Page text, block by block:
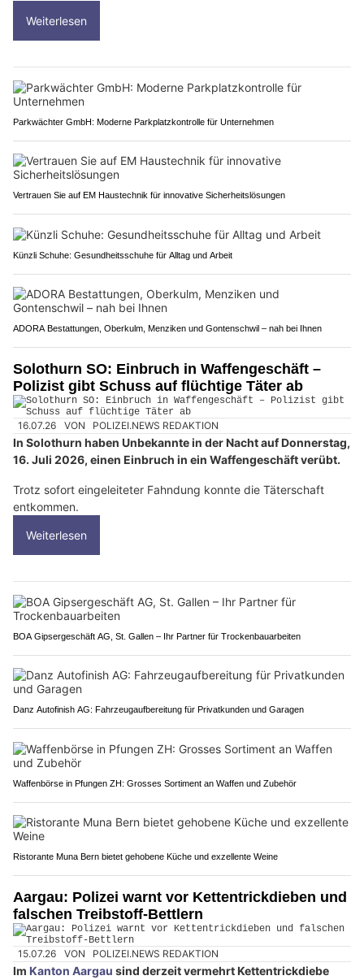
Weiterlesen
Parkwächter GmbH: Moderne Parkplatzkontrolle für Unternehmen
Vertrauen Sie auf EM Haustechnik für innovative Sicherheitslösungen
Künzli Schuhe: Gesundheitsschuhe für Alltag und Arbeit
ADORA Bestattungen, Oberkulm, Menziken und Gontenschwil – nah bei Ihnen
Solothurn SO: Einbruch in Waffengeschäft –
Polizist gibt Schuss auf flüchtige Täter ab
16.07.26 VON POLIZEI.NEWS REDAKTION
In Solothurn haben Unbekannte in der Nacht auf Donnerstag,
16. Juli 2026, einen Einbruch in ein Waffengeschäft verübt.
Trotz sofort eingeleiteter Fahndung konnte die Täterschaft
entkommen.
Weiterlesen
BOA Gipsergeschäft AG, St. Gallen – Ihr Partner für Trockenbauarbeiten
Danz Autofinish AG: Fahrzeugaufbereitung für Privatkunden und Garagen
Waffenbörse in Pfungen ZH: Grosses Sortiment an Waffen und Zubehör
Ristorante Muna Bern bietet gehobene Küche und exzellente Weine
Aargau: Polizei warnt vor Kettentrickdieben und
falschen Treibstoff-Bettlern
15.07.26 VON POLIZEI.NEWS REDAKTION
Im Kanton Aargau sind derzeit vermehrt Kettentrickdiebe